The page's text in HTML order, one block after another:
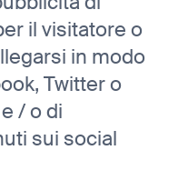
il visitatore o
in modo
Twitter o
/ o di
sui social